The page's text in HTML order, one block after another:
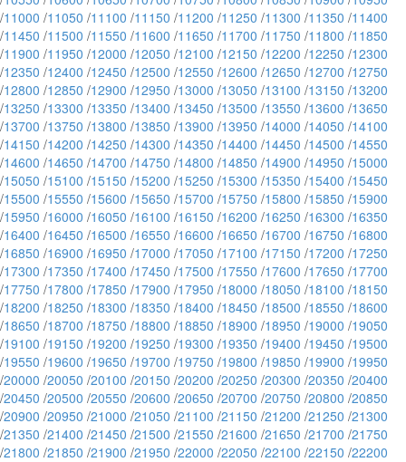
/11000 /11050 /11100 /11150 /11200 /11250 /11300 /11350 /11400
/11450 /11500 /11550 /11600 /11650 /11700 /11750 /11800 /11850
/11900 /11950 /12000 /12050 /12100 /12150 /12200 /12250 /12300
/12350 /12400 /12450 /12500 /12550 /12600 /12650 /12700 /12750
/12800 /12850 /12900 /12950 /13000 /13050 /13100 /13150 /13200
/13250 /13300 /13350 /13400 /13450 /13500 /13550 /13600 /13650
/13700 /13750 /13800 /13850 /13900 /13950 /14000 /14050 /14100
/14150 /14200 /14250 /14300 /14350 /14400 /14450 /14500 /14550
/14600 /14650 /14700 /14750 /14800 /14850 /14900 /14950 /15000
/15050 /15100 /15150 /15200 /15250 /15300 /15350 /15400 /15450
/15500 /15550 /15600 /15650 /15700 /15750 /15800 /15850 /15900
/15950 /16000 /16050 /16100 /16150 /16200 /16250 /16300 /16350
/16400 /16450 /16500 /16550 /16600 /16650 /16700 /16750 /16800
/16850 /16900 /16950 /17000 /17050 /17100 /17150 /17200 /17250
/17300 /17350 /17400 /17450 /17500 /17550 /17600 /17650 /17700
/17750 /17800 /17850 /17900 /17950 /18000 /18050 /18100 /18150
/18200 /18250 /18300 /18350 /18400 /18450 /18500 /18550 /18600
/18650 /18700 /18750 /18800 /18850 /18900 /18950 /19000 /19050
/19100 /19150 /19200 /19250 /19300 /19350 /19400 /19450 /19500
/19550 /19600 /19650 /19700 /19750 /19800 /19850 /19900 /19950
/20000 /20050 /20100 /20150 /20200 /20250 /20300 /20350 /20400
/20450 /20500 /20550 /20600 /20650 /20700 /20750 /20800 /20850
/20900 /20950 /21000 /21050 /21100 /21150 /21200 /21250 /21300
/21350 /21400 /21450 /21500 /21550 /21600 /21650 /21700 /21750
/21800 /21850 /21900 /21950 /22000 /22050 /22100 /22150 /22200